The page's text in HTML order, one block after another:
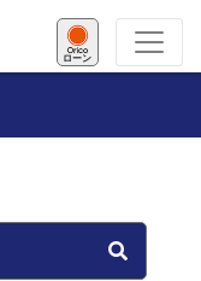
ローン